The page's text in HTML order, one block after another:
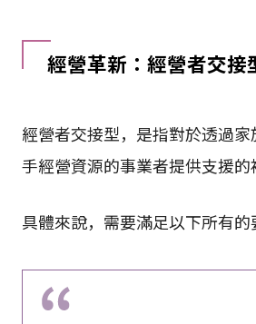
經營革新：經營者交接
經營者交接型，是指對於透過
手經營資源的事業者提供支援的
具體來說，需要滿足以下所有的